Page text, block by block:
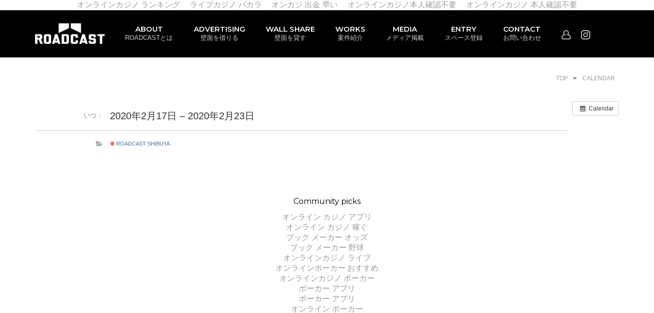
オンラインカジノ ランキング ライブカジノ バカラ オンカジ 出金 早い オンラインカジノ本人確認不要 オンラインカジノ 本人確認不要
ABOUT
ROADCASTとは
ADVERTISING
壁面を借りる
WALL SHARE
壁面を貸す
WORKS
案件紹介
MEDIA
メディア掲載
ENTRY
スペース登録
CONTACT
お問い合わせ
TOP CALENDAR
Calendar
いつ： 2020年2月17日 – 2020年2月23日
ROADCAST SHIBUYA
Community picks
オンライン カジノ アプリ
オンライン カジノ 稼ぐ
ブック メーカー オッズ
ブック メーカー 野球
オンラインカジノ ライブ
オンラインポーカー おすすめ
オンラインカジノ ポーカー
ポーカー アプリ
ポーカー アプリ
オンライン ポーカー